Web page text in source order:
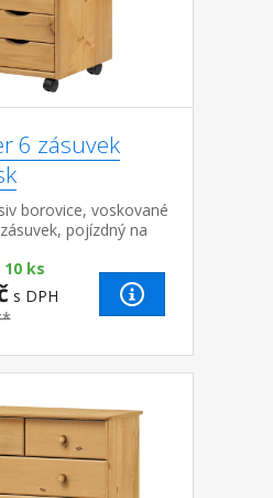
6 zásuvek
borovice, voskované
pojízdný na
ks
s DPH